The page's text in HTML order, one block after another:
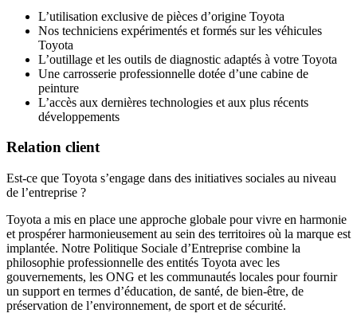
L’utilisation exclusive de pièces d’origine Toyota
Nos techniciens expérimentés et formés sur les véhicules
Toyota
L’outillage et les outils de diagnostic adaptés à votre Toyota
Une carrosserie professionnelle dotée d’une cabine de
peinture
L’accès aux dernières technologies et aux plus récents
développements
Relation client
Est-ce que Toyota s’engage dans des initiatives sociales au niveau
de l’entreprise ?
Toyota a mis en place une approche globale pour vivre en harmonie
et prospérer harmonieusement au sein des territoires où la marque est
implantée. Notre Politique Sociale d’Entreprise combine la
philosophie professionnelle des entités Toyota avec les
gouvernements, les ONG et les communautés locales pour fournir
un support en termes d’éducation, de santé, de bien-être, de
préservation de l’environnement, de sport et de sécurité.